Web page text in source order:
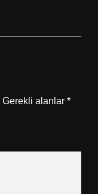
Gerekli alanlar *